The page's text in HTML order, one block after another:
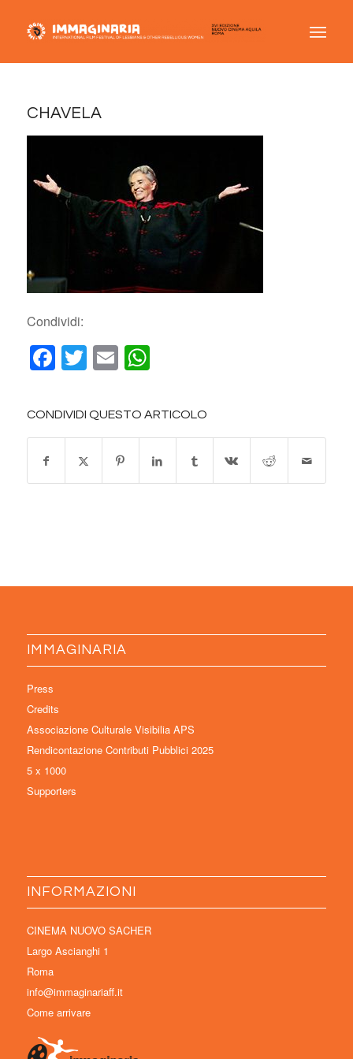
CHAVELA
Condividi:
Facebook
Twitter
EmailWhatsApp
CONDIVIDI QUESTO ARTICOLO
IMMAGINARIA
Press
Credits
Associazione Culturale Visibilia APS
Rendicontazione Contributi Pubblici 2025
5 x 1000
Supporters
INFORMAZIONI
CINEMA NUOVO SACHER
Largo Ascianghi 1
Roma
info@immaginariaff.it
Come arrivare